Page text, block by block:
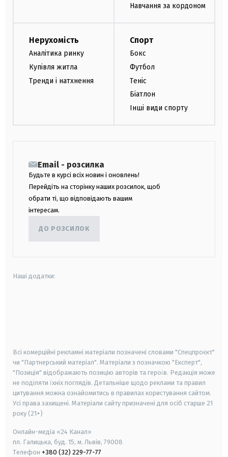
Навчання за кордоном
Нерухомість
Аналітика ринку
Купівля житла
Тренди і натхнення
Спорт
Бокс
Футбол
Теніс
Біатлон
Інші види спорту
Email - розсилка
Будьте в курсі всіх новин і оновлень!
Перейдіть на сторінку наших розсилок, щоб
обрати ті, що відповідають вашим
інтересам.
ДО РОЗСИЛОК
Наші додатки:
Всі комерційні рекламні матеріали позначені словами "Спецпроєкт"
чи "Партнерський матеріал". Матеріали з позначкою "Експерт",
"Позиція" відображають позицію авторів та героїв. Редакція може
не поділяти їхніх поглядів. Детальніше щодо реклами та правил
цитування можна ознайомитись в правилах користування сайтом.
Усі права захищені. Матеріали сайту призначені для осіб старше 21
року (21+)
Онлайн-медіа «24 Канал»
пл. Галицька, буд. 15, м. Львів, 79008
Телефон +380 (32) 229-77-77